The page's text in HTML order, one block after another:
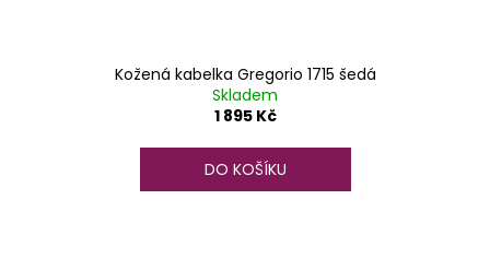
Kožená kabelka Gregorio 1715 šedá
Skladem
1 895 Kč
DO KOŠÍKU